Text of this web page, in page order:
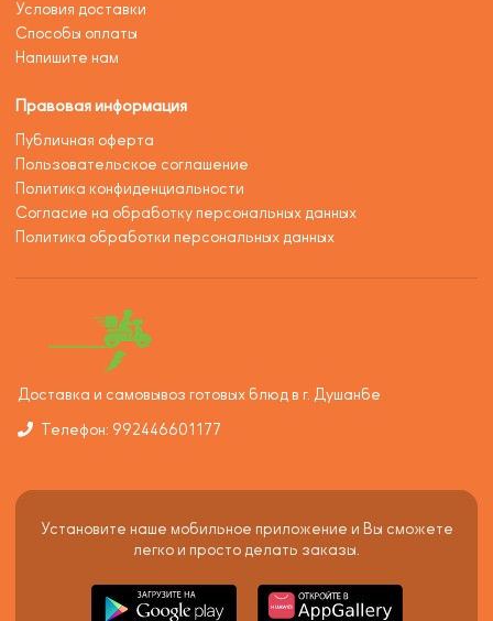
Условия доставки
Способы оплаты
Напишите нам
Правовая информация
Публичная оферта
Пользовательское соглашение
Политика конфиденциальности
Согласие на обработку персональных данных
Политика обработки персональных данных
Доставка и самовывоз готовых блюд в г. Душанбе
Телефон: 992446601177
Установите наше мобильное приложение и Вы сможете
легко и просто делать заказы.